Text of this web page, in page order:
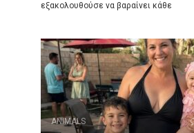
εξακολουθούσε να βαραίνει κάθε
ANIMALS